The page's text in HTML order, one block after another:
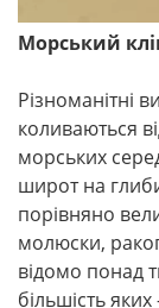
Морський
Різноманітні
коливаються
морських
широт на
порівняно
молюски,
відомо понад
більшість